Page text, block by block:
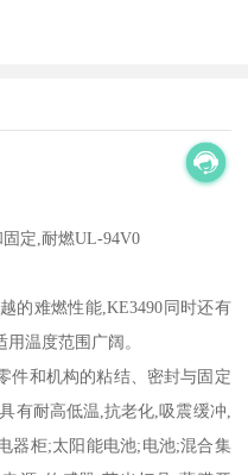
定,耐燃UL-94V0
的难燃性能,KE3490同时还有
温度范围广阔。
件和机构的粘结、密封与固定
有耐高低温,抗老化,吸震缓冲,
器柜;太阳能电池;电池;混合集